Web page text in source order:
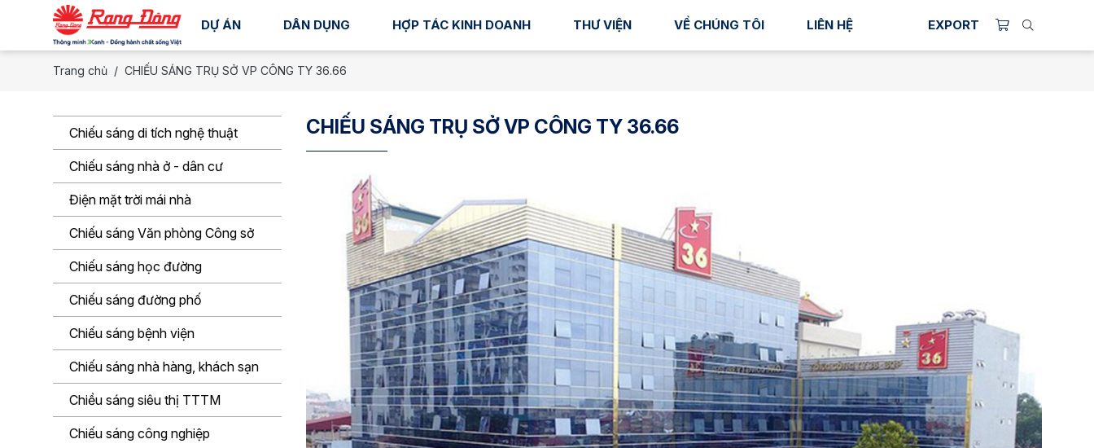
DỰ ÁN DÂN DỤNG HỢP TÁC KINH DOANH THƯ VIỆN VỀ CHÚNG TÔI LIÊN HỆ EXPORT
Trang chủ CHIẾU SÁNG TRỤ SỞ VP CÔNG TY 36.66
CHIẾU SÁNG TRỤ SỞ VP CÔNG TY 36.66
Chiếu sáng di tích nghệ thuật
Chiếu sáng nhà ở - dân cư
Điện mặt trời mái nhà
Chiếu sáng Văn phòng Công sở
Chiếu sáng học đường
Chiếu sáng đường phố
Chiếu sáng bệnh viện
Chiếu sáng nhà hàng, khách sạn
Chiều sáng siêu thị TTTM
Chiếu sáng công nghiệp